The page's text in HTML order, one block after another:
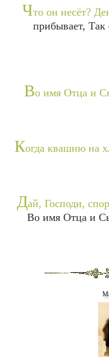
Что он несёт?
прибывает,
Во имя Отца и
Когда квашню на
Дай, Господи,
Во имя Отца и